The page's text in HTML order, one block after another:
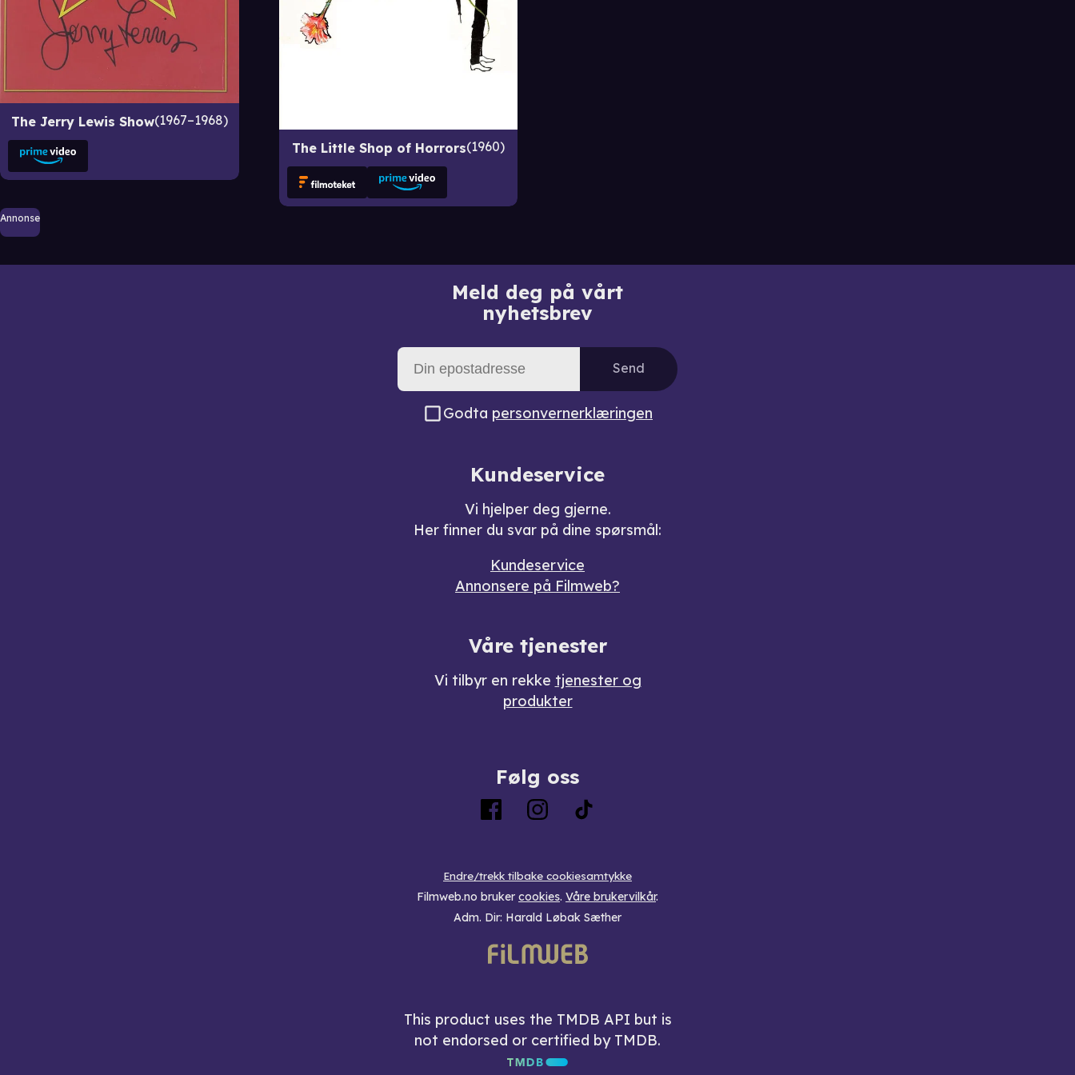
The Jerry Lewis Show 1967–1968
The Little Shop of Horrors 1960
Annonse
Meld deg på vårt
nyhetsbrev
Send
Godta personvernerklæringen
Kundeservice
Vi hjelper deg gjerne.
Her finner du svar på dine spørsmål:
Kundeservice
Annonsere på Filmweb?
Våre tjenester
Vi tilbyr en rekke tjenester og
produkter
Følg oss
Endre/trekk tilbake cookiesamtykke
Filmweb.no bruker cookies. Våre brukervilkår.
Adm. Dir: Harald Løbak Sæther
This product uses the TMDB API but is
not endorsed or certified by TMDB.